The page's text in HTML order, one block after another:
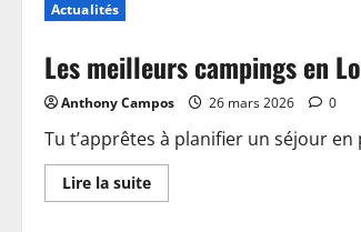
:
plongez
les
du
camping
de
Sablé-
sur-
Actualités
Les meilleurs campings en
Anthony Campos 26 mars 2026 0
Tu t’apprêtes à planifier un séjour
Lire la suiteEn
savoir